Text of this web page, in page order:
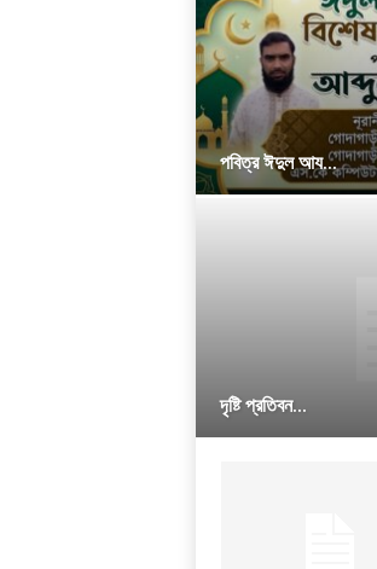
পবিত্র ঈদুল আয...
দৃষ্টি প্রতিবন...